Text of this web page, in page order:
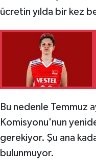
ücretin yılda bir kez
Bu nedenle Temmuz
Komisyonu'nun
gerekiyor. Şu ana
bulunmuyor.